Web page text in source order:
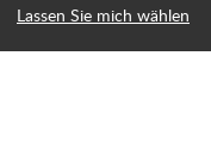
© 2026 Die
Lassen Sie mich wählen